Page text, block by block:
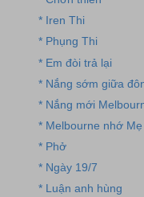
* Iren Thi
* Phụng Thi
* Em đòi trả lại
* Nắng sớm giữa
* Nắng mới
* Melbourne nhớ Mẹ
* Phở
* Ngày 19/7
* Luận anh hùng